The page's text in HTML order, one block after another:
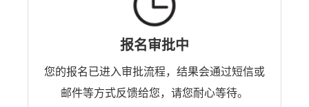
报名审批中
您的报名已进入审批流程，结果会通过短信或
邮件等方式反馈给您，请您耐心等待。